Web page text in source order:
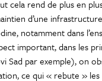
cela rend de plus en
d’une
notamment dans
important, dans les
Sad par exemple), on
ce qui « rebute »